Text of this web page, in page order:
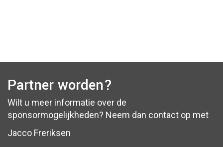
Partner worden?
Wilt u meer informatie over de
sponsormogelijkheden? Neem dan contact op met
Jacco Freriksen